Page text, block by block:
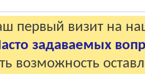
первый визит на
задаваемых
возможность